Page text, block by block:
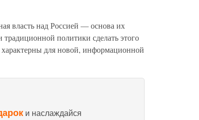
власть над Россией — основа их
политики сделать этого
характерны для новой, информационной
и наслаждайся